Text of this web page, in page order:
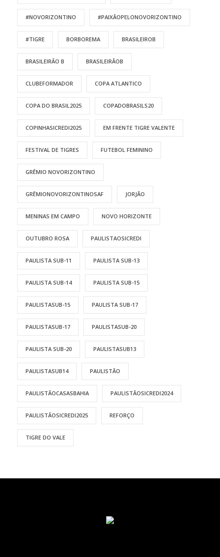
#NOVORIZONTINO #PAIXÃOPELONOVORIZONTINO
#TIGRE BORBOREMA BRASILEIROB
BRASILEIRÃO B BRASILEIRÃOB
CLUBEFORMADOR COPA ATLANTICO
COPA DO BRASIL2025 COPADOBRASILS20
COPINHASICREDI2025 EM FRENTE TIGRE VALENTE
FESTIVAL DE TIGRES FUTEBOL FEMININO
GRÊMIO NOVORIZONTINO
GRÊMIONOVORIZONTINOSAF JORJÃO
MENINAS EM CAMPO NOVO HORIZONTE
OUTUBRO ROSA PAULISTAOSICREDI
PAULISTA SUB-11 PAULISTA SUB-13
PAULISTA SUB-14 PAULISTA SUB-15
PAULISTASUB-15 PAULISTA SUB-17
PAULISTASUB-17 PAULISTASUB-20
PAULISTA SUB-20 PAULISTASUB13
PAULISTASUB14 PAULISTÃO
PAULISTÃOCASASBAHIA PAULISTÃOSICREDI2024
PAULISTÃOSICREDI2025 REFORÇO
TIGRE DO VALE